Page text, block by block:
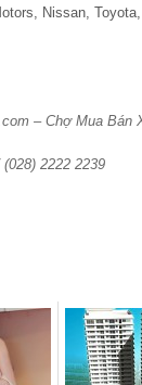
Nissan, Toyota,
– Chợ Mua Bán
2222 2239